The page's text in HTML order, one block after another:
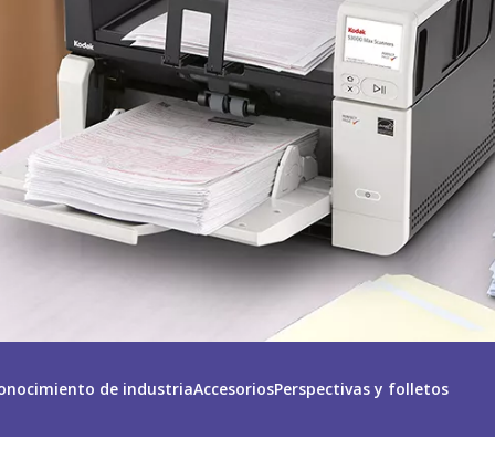
de industriaAccesoriosPerspectivas y folletos